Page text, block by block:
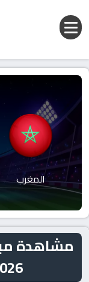
المغرب
مشاهدة
2026-01-04